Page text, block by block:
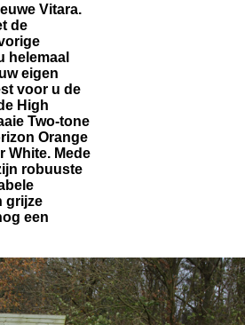
Vitara.
de
helemaal
eigen
voor u de
High
Two-tone
Orange
White. Mede
robuuste
grijze
een